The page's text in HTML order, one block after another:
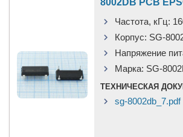
8002DB PCB
Частота, кГц:
Корпус: SG-
Напряжение
Марка: SG-
ТЕХНИЧЕСКАЯ
sg-8002db_7.pdf